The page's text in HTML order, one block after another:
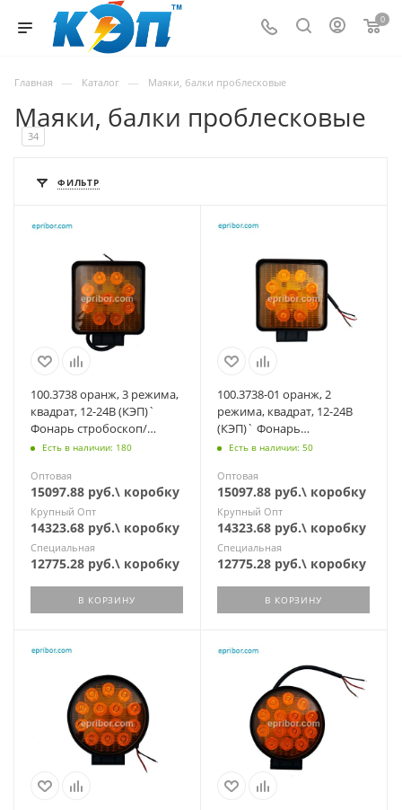
0
Главная — Каталог — Маяки, балки проблесковые
Маяки, балки проблесковые
34
ФИЛЬТР
100.3738 оранж, 3 режима,
квадрат, 12-24В (КЭП)`
Фонарь стробоскоп/
постоянно, 2 провода, 9
Есть в наличии: 180
Оптовая
15097.88 руб.\ коробку
Крупный Опт
14323.68 руб.\ коробку
Специальная
12775.28 руб.\ коробку
В КОРЗИНУ
100.3738-01 оранж, 2
режима, квадрат, 12-24В
(КЭП)` Фонарь
стробоскоп/постоянно, 3
Есть в наличии: 50
Оптовая
15097.88 руб.\ коробку
Крупный Опт
14323.68 руб.\ коробку
Специальная
12775.28 руб.\ коробку
В КОРЗИНУ